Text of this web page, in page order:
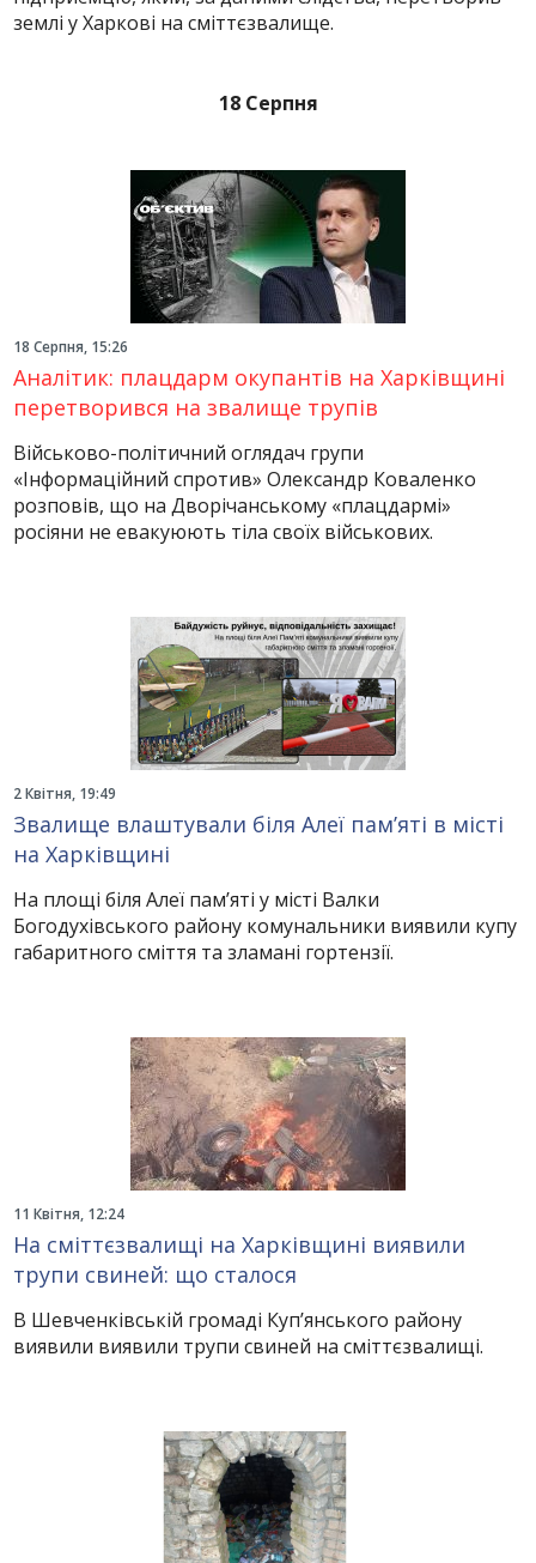
землі у Харкові на сміттєзвалище.
18 Серпня
18 Серпня, 15:26
Аналітик: плацдарм окупантів на Харківщині
перетворився на звалище трупів
Військово-політичний оглядач групи
«Інформаційний спротив» Олександр Коваленко
розповів, що на Дворічанському «плацдармі»
росіяни не евакуюють тіла своїх військових.
2 Квітня, 19:49
Звалище влаштували біля Алеї пам’яті в місті
на Харківщині
На площі біля Алеї пам’яті у місті Валки
Богодухівського району комунальники виявили купу
габаритного сміття та зламані гортензії.
11 Квітня, 12:24
На сміттєзвалищі на Харківщині виявили
трупи свиней: що сталося
В Шевченківській громаді Куп’янського району
виявили виявили трупи свиней на сміттєзвалищі.